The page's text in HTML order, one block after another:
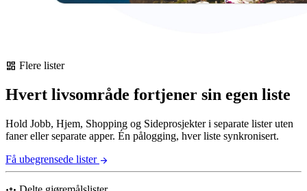
dashboard Flere lister
Hvert livsområde fortjener sin egen liste
Hold Jobb, Hjem, Shopping og Sideprosjekter i separate lister uten
faner eller separate apper. Én pålogging, hver liste synkronisert.
Få ubegrensede lister arrow_forward